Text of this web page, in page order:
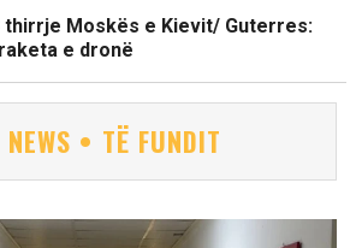
thirrje Moskës e Kievit/ Guterres:
e dronë
• TË FUNDIT